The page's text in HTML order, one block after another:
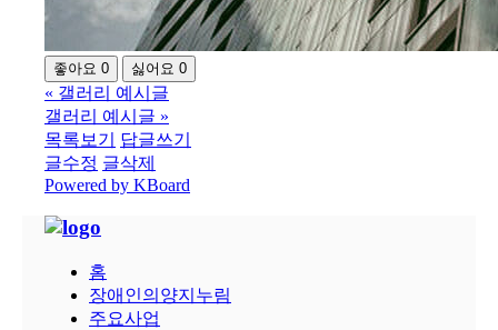
좋아요 0 싫어요 0
« 갤러리 예시글
갤러리 예시글 »
목록보기
답글쓰기
글수정 글삭제
Powered by KBoard
홈
장애인의양지누림
주요사업